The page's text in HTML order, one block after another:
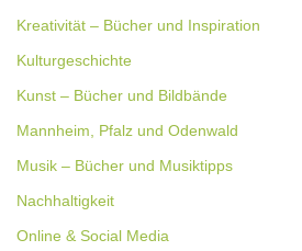
Kreativität – Bücher und Inspiration
Kulturgeschichte
Kunst – Bücher und Bildbände
Mannheim, Pfalz und Odenwald
Musik – Bücher und Musiktipps
Nachhaltigkeit
Online & Social Media